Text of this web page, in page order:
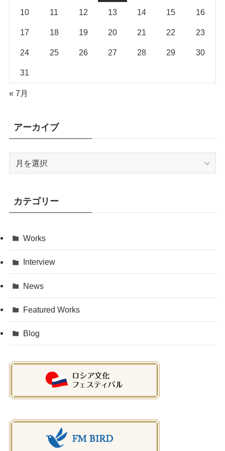
10 11 12 13 14 15 16
17 18 19 20 21 22 23
24 25 26 27 28 29 30
31
« 7月
アーカイブ
ブ
カテゴリー
Works
Interview
News
Featured Works
Blog